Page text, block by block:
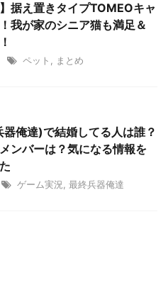
】据え置きタイプTOMEOキャ
我が家のシニア猫も満足＆
ペット , まとめ
俺達)で結婚してる人は誰？
ンバーは？気になる情報を
ゲーム実況, 最終兵器俺達